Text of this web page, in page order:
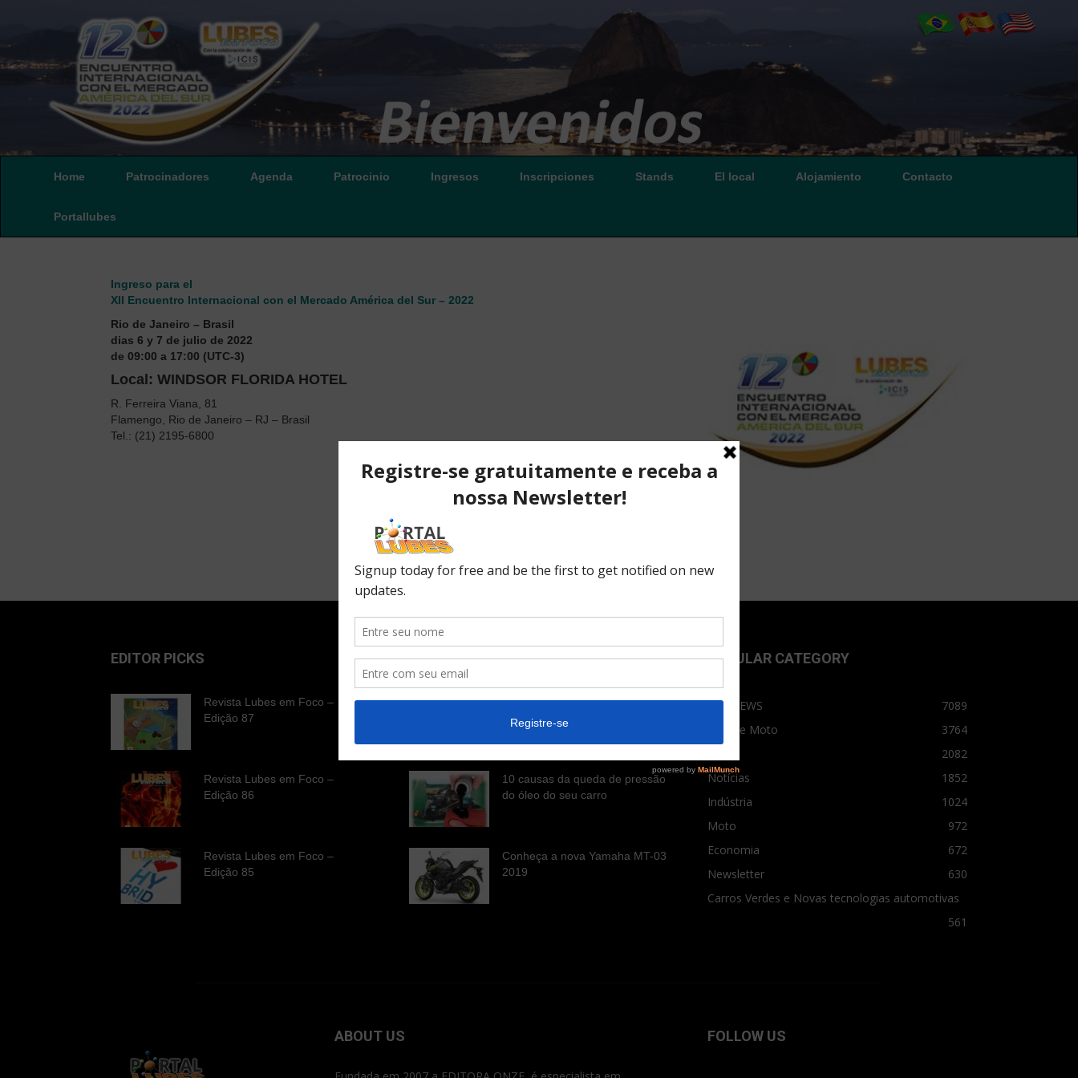
Home Patrocinadores Agenda Patrocinio Ingresos Inscripciones Stands El local Alojamiento Contacto
Portallubes
Ingreso para el
XII Encuentro Internacional con el Mercado América del Sur – 2022
Rio de Janeiro – Brasil
dias 6 y 7 de julio de 2022
de 09:00 a 17:00 (UTC-3)
Local: WINDSOR FLORIDA HOTEL
R. Ferreira Viana, 81
Flamengo, Rio de Janeiro – RJ – Brasil
Tel.: (21) 2195-6800
Finalizar la compra
EDITOR PICKS
Revista Lubes em Foco –
Edição 87
Revista Lubes em Foco –
Edição 86
Revista Lubes em Foco –
Edição 85
POPULAR POSTS
Desvendando os segredos dos
anéis do pistão que resultam em
10 causas da queda de pressão
do óleo do seu carro
Conheça a nova Yamaha MT-03
2019
POPULAR CATEGORY
TOPNEWS
7089
Carro e Moto
3764
2082
Notícias
1852
Indústria
1024
Moto
972
Economia
672
Newsletter
630
Carros Verdes e Novas tecnologias automotivas
561
ABOUT US FOLLOW US